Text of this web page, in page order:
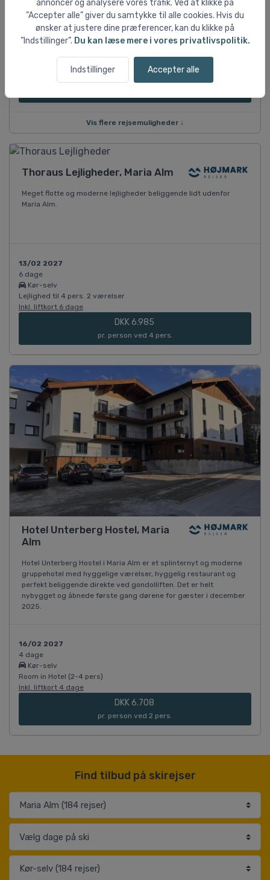
annoncer og analysere vores trafik. Ved at klikke på
”Accepter alle” giver du samtykke til alle cookies. Hvis du
ønsker at justere dine præferencer, kan du klikke på
”Indstillinger”. Du kan læse mere i vores privatlivspolitik.
Indstillinger Accepter alle
09/01 2027
Kør-selv
Dobbelt værelse med bad/toilet og balkon (2. pers.) mulighed for 2
Inkl. liftkort 3 dage
DKK 5.435
Vis flere rejsemuligheder ↓
Thoraus Lejligheder, Maria Alm
Meget flotte og moderne lejligheder beliggende lidt udenfor
Maria Alm.
13/02 2027
6 dage
Kør-selv
Lejlighed til 4 pers. 2 værelser
Inkl. liftkort 6 dage
DKK 6.985
pr. person ved 4 pers.
Hotel Unterberg Hostel, Maria
Alm
Hotel Unterberg Hostel i Maria Alm er et splinternyt og moderne
gruppehotel med hyggelige værelser, hyggelig restaurant og
perfekt beliggende direkte ved gondolliften. Det er helt
nybygget og åbnede første gang dørene for gæster i december
2025.
16/02 2027
4 dage
Kør-selv
Room in Hotel (2-4 pers)
Inkl. liftkort 4 dage
DKK 6.708
pr. person ved 2 pers.
Find tilbud på skirejser